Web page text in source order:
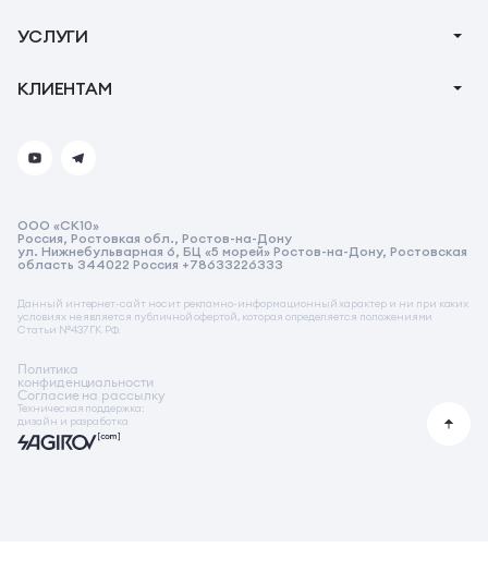
О компании
Акции
УСЛУГИ
Ипотека
КЛИЕНТАМ
Контакты
Реквизиты СК10
Реквизиты на услугу бронирования
ООО «СК10»
Россия, Ростовкая обл., Ростов-на-Дону
ул. Нижнебульварная 6, БЦ «5 морей» Ростов-на-Дону, Ростовская
область 344022 Россия +78633226333
Данный интернет-сайт носит рекламно-информационный характер и ни при каких
условиях не является публичной офертой, которая определяется положениями
Статьи №437 ГК РФ.
Политика
конфиденциальности
Согласие на рассылку
Техническая поддержка:
дизайн и разработка